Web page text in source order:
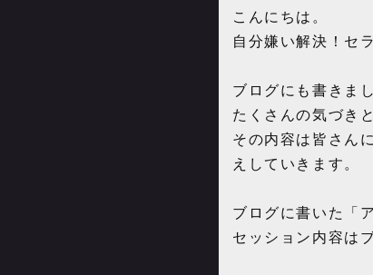
こんにちは。
自分嫌い解決！セ
ブログにも書きま
たくさんの気づき
その内容は皆さん
えしていきます。
ブログに書いた「
セッション内容は